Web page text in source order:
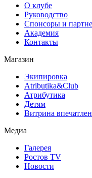
О клубе
Руководство
Спонсоры и
Академия
Контакты
Магазин
Экипировка
Atributika&Club
Атрибутика
Детям
Витрина
Медиа
Галерея
Ростов TV
Новости